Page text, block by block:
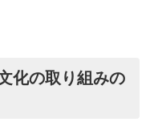
化の取り組みの